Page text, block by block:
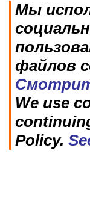
Мы
файлов
We use
Policy.